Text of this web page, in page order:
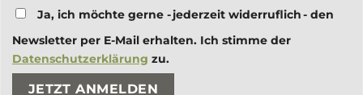
Ja, ich möchte gerne - jederzeit widerruflich - den
Newsletter per E-Mail erhalten. Ich stimme der
Datenschutzerklärung zu.
Bitte lasse dieses Feld leer.
Bitte lasse dieses Feld leer.